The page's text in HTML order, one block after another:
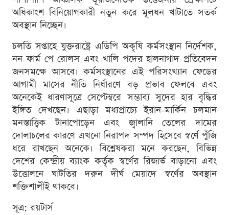
অধিকাংশ বিনিয়োগকারী নতুন করে মূলধন খাটাতে সতর্ক
অবস্থান নিচ্ছেন।
চলতি সপ্তাহে যুক্তরাষ্ট্রে এডিপি অকৃষি কর্মসংস্থান নির্দেশক,
নন-ফার্ম পে-রোলস এবং খালি পদের হালনাগাদ প্রতিবেদন
জনসমক্ষে আসবে। কর্মসংস্থানের এই পরিসংখ্যান ফেডের
আগামী মাসের নীতি নির্ধারণে বড় প্রভাব ফেলবে এবং
অনেকেই ধারণাসূত্রে সেপ্টেম্বরে সম্ভাব্য সুদের হার বৃদ্ধির
ইঙ্গিত দেখছেন। এছাড়া মধ্যপ্রাচ্যে ইরান-মার্কিন চলমান
মনস্তাত্ত্বিক টানাপোড়েন এবং জ্বালানি তেলের দামের
দোলাচলের কারণে এখনো নিরাপদ সম্পদ হিসেবে স্বর্ণে পুঁজি
ধরে রাখছেন অনেকে। বিশ্লেষকরা মনে করছেন, বিভিন্ন
দেশের কেন্দ্রীয় ব্যাংক কর্তৃক স্বর্ণের রিজার্ভ বাড়ানো এবং
উত্তোলনে ঘাটতির দরুন দীর্ঘ মেয়াদে স্বর্ণের অবস্থান
শক্তিশালীই থাকবে।
সূত্র: রয়টার্স